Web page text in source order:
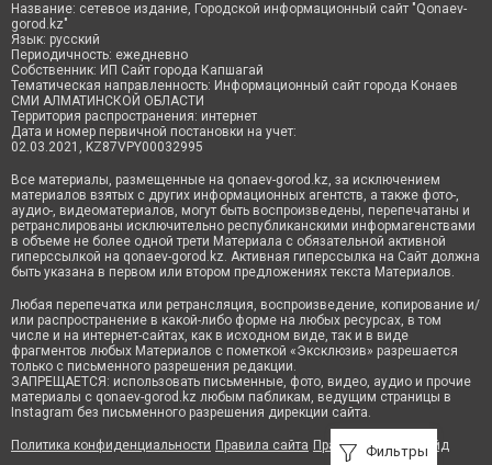
Фильтры
Название: сетевое издание, Городской информационный сайт "Qonaev-
gorod.kz"
Язык: русский
Периодичность: ежедневно
Собственник: ИП Сайт города Капшагай
Тематическая направленность: Информационный сайт города Конаев
СМИ АЛМАТИНСКОЙ ОБЛАСТИ
Территория распространения: интернет
Дата и номер первичной постановки на учет:
02.03.2021, KZ87VPY00032995
Все материалы, размещенные на qonaev-gorod.kz, за исключением
материалов взятых с других информационных агентств, а также фото-,
аудио-, видеоматериалов, могут быть воспроизведены, перепечатаны и
ретранслированы исключительно республиканскими информагенствами
в объеме не более одной трети Материала с обязательной активной
гиперссылкой на qonaev-gorod.kz. Активная гиперссылка на Сайт должна
быть указана в первом или втором предложениях текста Материалов.
Любая перепечатка или ретрансляция, воспроизведение, копирование и/
или распространение в какой-либо форме на любых ресурсах, в том
числе и на интернет-сайтах, как в исходном виде, так и в виде
фрагментов любых Материалов с пометкой «Эксклюзив» разрешается
только с письменного разрешения редакции.
ЗАПРЕЩАЕТСЯ: использовать письменные, фото, видео, аудио и прочие
материалы с qonaev-gorod.kz любым пабликам, ведущим страницы в
Instagram без письменного разрешения дирекции сайта.
Политика конфиденциальности Правила сайта Правила классифайд